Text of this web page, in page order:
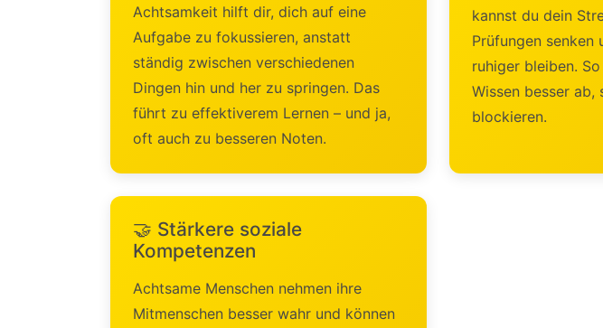
Achtsamkeit hilft dir, dich auf eine
Aufgabe zu fokussieren, anstatt
ständig zwischen verschiedenen
Dingen hin und her zu springen. Das
führt zu effektiverem Lernen – und ja,
oft auch zu besseren Noten.
kannst du dein
Prüfungen senken
ruhiger bleiben.
Wissen besser
blockieren.
🤝 Stärkere soziale
Kompetenzen
Achtsame Menschen nehmen ihre
Mitmenschen besser wahr und können